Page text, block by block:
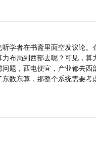
学者在书斋里面空发议论
布局到西部去呢？可见，
题，西电便宜，产业都去
数东算，那整个系统需要